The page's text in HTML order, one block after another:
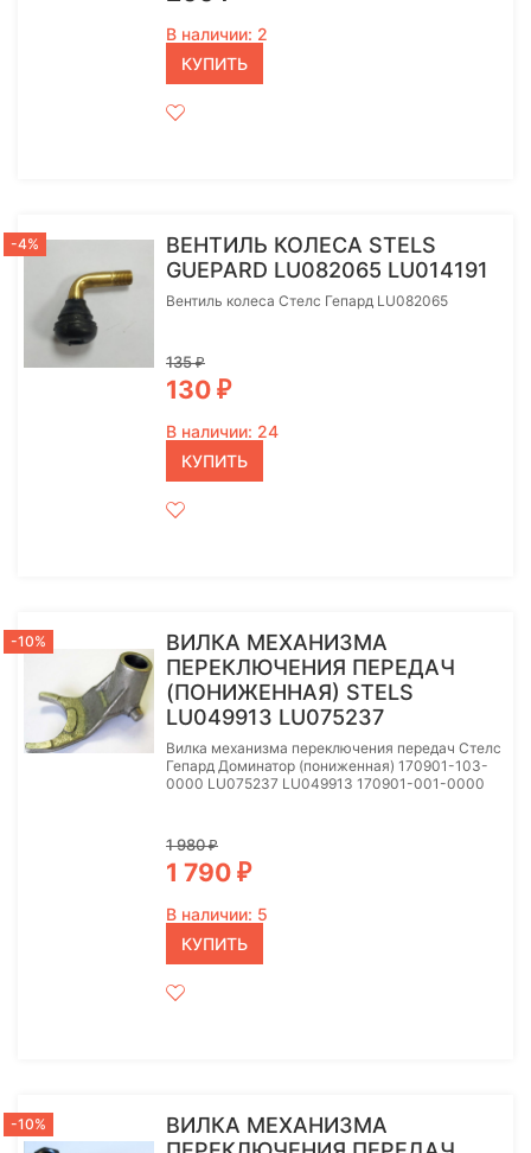
В наличии: 2
КУПИТЬ
-4%
ВЕНТИЛЬ КОЛЕСА STELS
GUEPARD LU082065 LU014191
Вентиль колеса Стелс Гепард LU082065
135₽
130 ₽
В наличии: 24
КУПИТЬ
-10%
ВИЛКА МЕХАНИЗМА
ПЕРЕКЛЮЧЕНИЯ ПЕРЕДАЧ
(ПОНИЖЕННАЯ) STELS
LU049913 LU075237
Вилка механизма переключения передач Стелс
Гепард Доминатор (пониженная) 170901-103-
0000 LU075237 LU049913 170901-001-0000
1 980₽
1 790 ₽
В наличии: 5
КУПИТЬ
-10%
ВИЛКА МЕХАНИЗМА